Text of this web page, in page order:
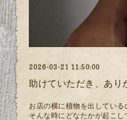
2026-03-21 11:50:00
助けていただき、あり
お店の横に植物を出している
そんな時にどなたかが起こし